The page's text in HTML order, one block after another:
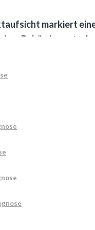
markiert
Jahren der
CFTC
Krypto-
Firmen und führte
mehrere Faktoren
Protokollen, die
von